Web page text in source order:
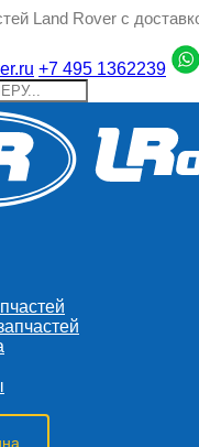
Land Rover с
+7 495 1362239